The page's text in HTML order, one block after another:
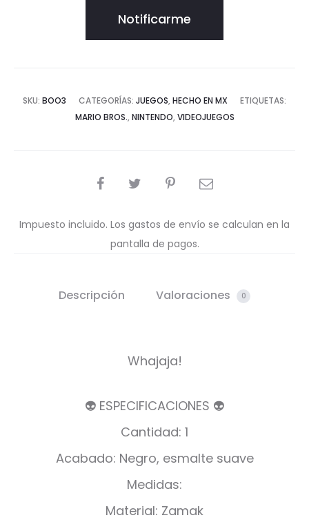
Notificarme
SKU: BOO3 CATEGORÍAS: JUEGOS, HECHO EN MX
ETIQUETAS:
MARIO BROS., NINTENDO, VIDEOJUEGOS
COMPARTIR
Impuesto incluido. Los gastos de envío se calculan en la
pantalla de pagos.
Descripción Valoraciones 0
Whajaja!
👽 ESPECIFICACIONES 👽
Cantidad: 1
Acabado: Negro, esmalte suave
Medidas:
Material: Zamak